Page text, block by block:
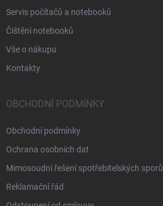
Servis počítačů a notebooků
Čištění notebooků
Vše o nákupu
Kontakty
OBCHODNÍ PODMÍNKY
Obchodní podmínky
Ochrana osobních dat
Mimosoudní řešení spotřebitelských sporů
Reklamační řád